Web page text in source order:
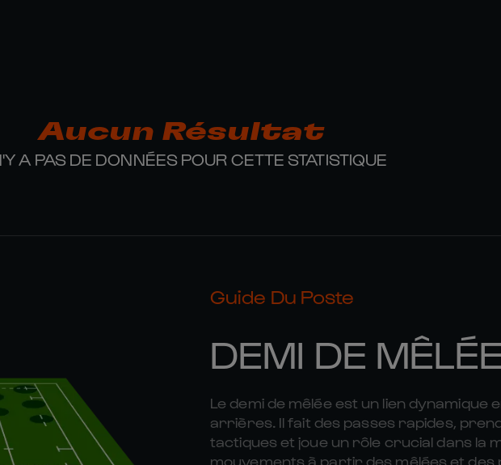
Aucun Résultat
A PAS DE DONNÉES POUR CETTE STATISTIQUE
Guide Du Poste
DEMI DE MÊLÉE
Le demi de mêlée est un lien dynamique
arrières. Il fait des passes rapides,
tactiques et joue un rôle crucial dans la
mouvements à partir des mêlées et des